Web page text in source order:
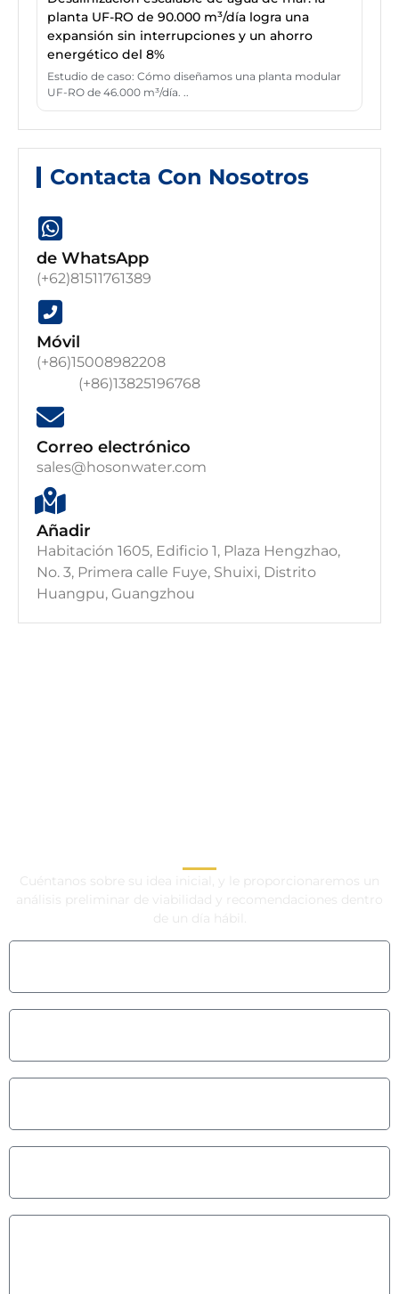
planta UF-RO de 90.000 m³/día logra una
expansión sin interrupciones y un ahorro
energético del 8%
Estudio de caso: Cómo diseñamos una planta modular
UF-RO de 46.000 m³/día. ..
Contacta Con Nosotros
de WhatsApp
(+62)81511761389
Móvil
(+86)15008982208
(+86)13825196768
Correo electrónico
sales@hosonwater.com
Añadir
Habitación 1605, Edificio 1, Plaza Hengzhao,
No. 3, Primera calle Fuye, Shuixi, Distrito
Huangpu, Guangzhou
Cuéntanos sobre su idea inicial, y le proporcionaremos un
análisis preliminar de viabilidad y recomendaciones dentro
de un día hábil.